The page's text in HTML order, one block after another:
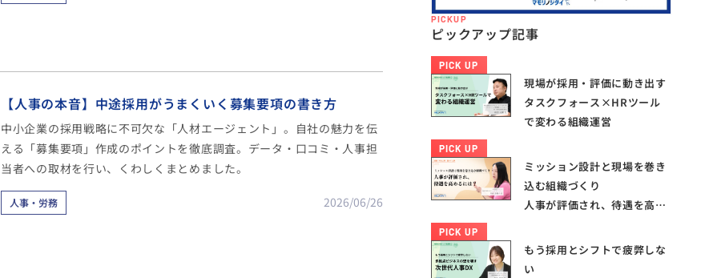
【人事の本音】中途採用がうまくいく募集要項の書き方
中小企業の採用戦略に不可欠な「人材エージェント」。自社の魅力を伝
える「募集要項」作成のポイントを徹底調査。データ・口コミ・人事担
当者への取材を行い、くわしくまとめました。
人事・労務 2026/06/26
PICKUP
ピックアップ記事
PICK UP
現場が採用・評価に動き出す
タスクフォース×HRツール
で変わる組織運営
PICK UP
ミッション設計と現場を巻き
込む組織づくり
人事が評価され、待遇を高め
PICK UP
もう採用とシフトで疲弊しな
い